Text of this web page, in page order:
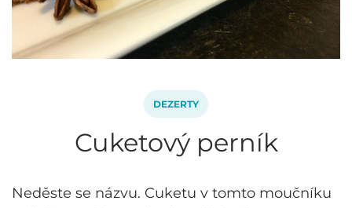
DEZERTY
Cuketový perník
Neděste se názvu. Cuketu v tomto moučníku